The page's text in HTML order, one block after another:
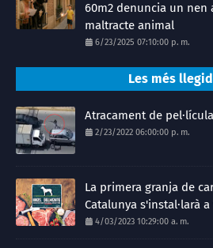
60m2 denuncia un nen
maltracte animal
6/23/2025 07:10:00 p. m.
Les més
Atracament de
2/23/2022 06:00:00 p. m.
La primera granja de
Catalunya s'instal·larà
4/03/2023 10:29:00 a. m.